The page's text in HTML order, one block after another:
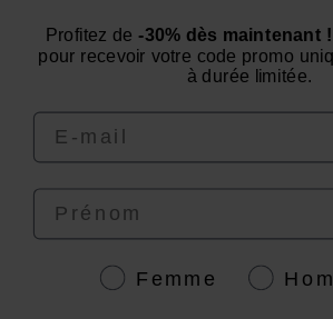
Nous contacter par email
Profitez de -30% dès maintenant !
pour recevoir votre code promo
à durée limitée.
Email
Prénom
GenreFemme